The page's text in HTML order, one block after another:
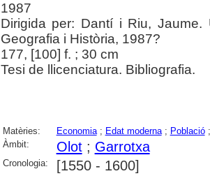
1987
Dirigida per: Dantí i Riu, Jaume.
Geografia i Història, 1987?
177, [100] f. ; 30 cm
Tesi de llicenciatura. Bibliografia.
Matèries: Economia; Edat moderna; Població
Àmbit:
Olot; Garrotxa
Cronologia: [1550 - 1600]